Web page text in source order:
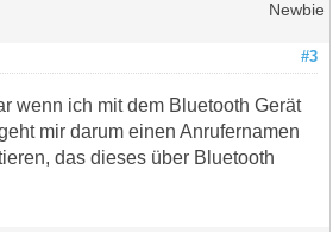
Newbie
#3
wenn ich mit dem Bluetooth Gerät
mir darum einen Anrufernamen
das dieses über Bluetooth